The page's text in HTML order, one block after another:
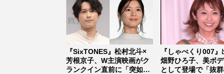
『SixTONES』松村北斗×
芳根京子、W主演映画がク
ランクイン直前に「突如中
『しゃべくり007』
畑野ひろ子、美ボ
として登場で「抜